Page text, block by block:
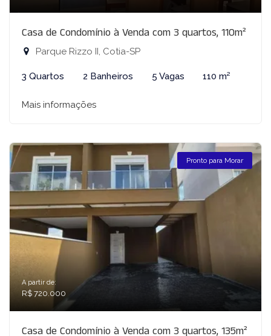
Casa de Condomínio à Venda com 3 quartos, 110m²
Parque Rizzo II, Cotia-SP
3 Quartos 2 Banheiros 5 Vagas 110 m²
Mais informações
Pronto para Morar
A partir de:
R$ 720.000
Casa de Condomínio à Venda com 3 quartos, 135m²